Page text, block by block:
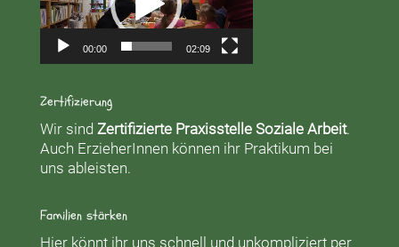
00:00 02:09
Zertifizierung
Wir sind Zertifizierte Praxisstelle Soziale Arbeit.
Auch ErzieherInnen können ihr Praktikum bei
uns ableisten.
Familien stärken
Hier könnt ihr uns schnell und unkompliziert per